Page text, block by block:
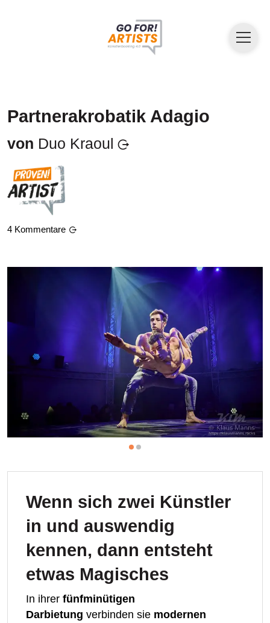
Partnerakrobatik Adagio
von Duo Kraoul
4 Kommentare
Wenn sich zwei Künstler
in und auswendig
kennen, dann entsteht
etwas Magisches
In ihrer fünfminütigen
Darbietung verbinden sie modernen